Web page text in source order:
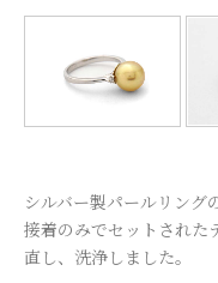
シルバー製パールリング
接着のみでセットされた
直し、洗浄しました。